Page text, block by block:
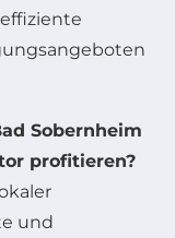
Sobernheim
profitieren?
und